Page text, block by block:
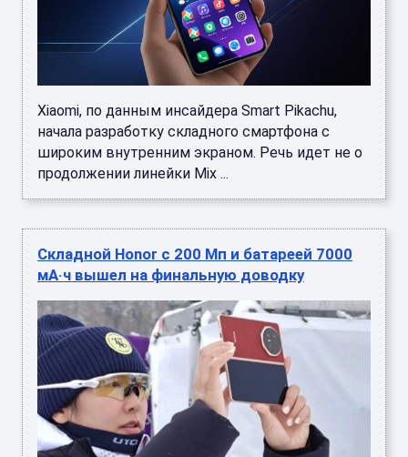
Xiaomi, по данным инсайдера Smart Pikachu,
начала разработку складного смартфона с
широким внутренним экраном. Речь идет не о
продолжении линейки Mix ...
Складной Honor с 200 Мп и батареей 7000
мА·ч вышел на финальную доводку